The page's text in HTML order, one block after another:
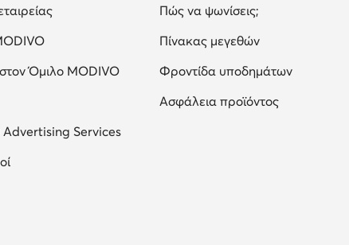
Όμιλο MODIVO
Advertising Services
Πώς να ψωνίσεις;
Πίνακας μεγεθών
Φροντίδα υποδημάτων
Ασφάλεια προϊόντος